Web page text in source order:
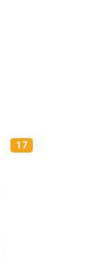
17